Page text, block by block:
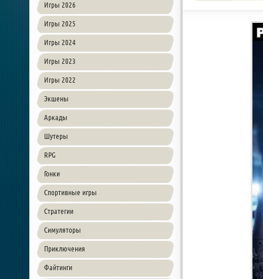
Игры 2026
Игры 2025
Игры 2024
Игры 2023
Игры 2022
Экшены
Аркады
Шутеры
RPG
Гонки
Спортивные игры
Стратегии
Симуляторы
Приключения
Файтинги